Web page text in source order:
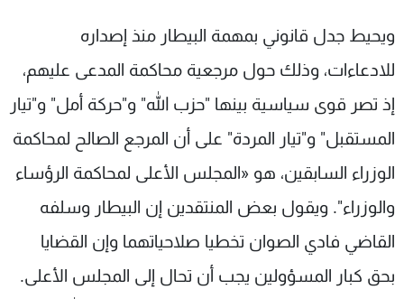
ويحيط جدل قانوني بمهمة البيطار منذ إصداره
للادعاءات، وذلك حول مرجعية محاكمة المدعى عليهم،
إذ تصر قوى سياسية بينها "حزب الله" و"حركة أمل" و"تيار
المستقبل" و"تيار المردة" على أن المرجع الصالح لمحاكمة
الوزراء السابقين، هو «المجلس الأعلى لمحاكمة الرؤساء
والوزراء". ويقول بعض المنتقدين إن البيطار وسلفه
القاضي فادي الصوان تخطيا صلاحياتهما وإن القضايا
بحق كبار المسؤولين يجب أن تحال إلى المجلس الأعلى.